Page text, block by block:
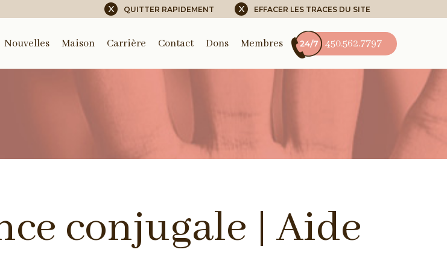
X QUITTER RAPIDEMENT X EFFACER LES TRACES DU SITE
Nouvelles Maison Carrière Contact Dons Membres 450.562.7797
conjugale | Aide